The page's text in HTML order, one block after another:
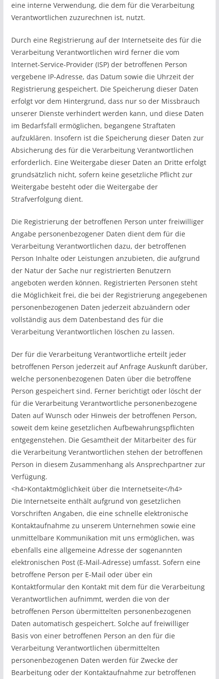
eine interne Verwendung, die dem für die Verarbeitung
Verantwortlichen zuzurechnen ist, nutzt.
Durch eine Registrierung auf der Internetseite des für die
Verarbeitung Verantwortlichen wird ferner die vom
Internet-Service-Provider (ISP) der betroffenen Person
vergebene IP-Adresse, das Datum sowie die Uhrzeit der
Registrierung gespeichert. Die Speicherung dieser Daten
erfolgt vor dem Hintergrund, dass nur so der Missbrauch
unserer Dienste verhindert werden kann, und diese Daten
im Bedarfsfall ermöglichen, begangene Straftaten
aufzuklären. Insofern ist die Speicherung dieser Daten zur
Absicherung des für die Verarbeitung Verantwortlichen
erforderlich. Eine Weitergabe dieser Daten an Dritte erfolgt
grundsätzlich nicht, sofern keine gesetzliche Pflicht zur
Weitergabe besteht oder die Weitergabe der
Strafverfolgung dient.
Die Registrierung der betroffenen Person unter freiwilliger
Angabe personenbezogener Daten dient dem für die
Verarbeitung Verantwortlichen dazu, der betroffenen
Person Inhalte oder Leistungen anzubieten, die aufgrund
der Natur der Sache nur registrierten Benutzern
angeboten werden können. Registrierten Personen steht
die Möglichkeit frei, die bei der Registrierung angegebenen
personenbezogenen Daten jederzeit abzuändern oder
vollständig aus dem Datenbestand des für die
Verarbeitung Verantwortlichen löschen zu lassen.
Der für die Verarbeitung Verantwortliche erteilt jeder
betroffenen Person jederzeit auf Anfrage Auskunft darüber,
welche personenbezogenen Daten über die betroffene
Person gespeichert sind. Ferner berichtigt oder löscht der
für die Verarbeitung Verantwortliche personenbezogene
Daten auf Wunsch oder Hinweis der betroffenen Person,
soweit dem keine gesetzlichen Aufbewahrungspflichten
entgegenstehen. Die Gesamtheit der Mitarbeiter des für
die Verarbeitung Verantwortlichen stehen der betroffenen
Person in diesem Zusammenhang als Ansprechpartner zur
Verfügung.
<h4>Kontaktmöglichkeit über die Internetseite</h4>
Die Internetseite enthält aufgrund von gesetzlichen
Vorschriften Angaben, die eine schnelle elektronische
Kontaktaufnahme zu unserem Unternehmen sowie eine
unmittelbare Kommunikation mit uns ermöglichen, was
ebenfalls eine allgemeine Adresse der sogenannten
elektronischen Post (E-Mail-Adresse) umfasst. Sofern eine
betroffene Person per E-Mail oder über ein
Kontaktformular den Kontakt mit dem für die Verarbeitung
Verantwortlichen aufnimmt, werden die von der
betroffenen Person übermittelten personenbezogenen
Daten automatisch gespeichert. Solche auf freiwilliger
Basis von einer betroffenen Person an den für die
Verarbeitung Verantwortlichen übermittelten
personenbezogenen Daten werden für Zwecke der
Bearbeitung oder der Kontaktaufnahme zur betroffenen